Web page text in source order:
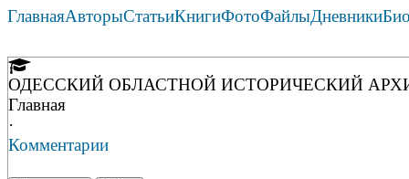
ГлавнаяАвторыСтатьиКнигиФотоФайлыДневники
ОДЕССКИЙ ОБЛАСТНОЙ ИСТОРИЧЕСКИЙ
Главная
·
Комментарии